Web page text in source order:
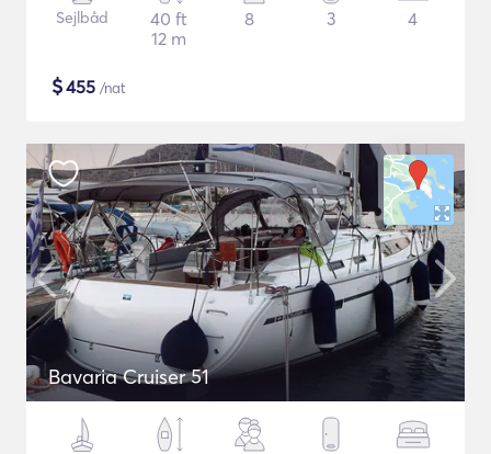
Sejlbåd
40 ft
12 m
8 3 4
$455 /nat
Bavaria Cruiser 51